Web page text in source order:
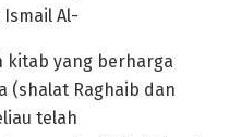
Al-
kitab yang berharga
(shalat Raghaib dan
telah